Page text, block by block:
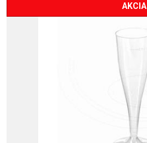
AKCIA